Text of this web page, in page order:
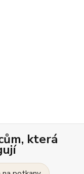
která